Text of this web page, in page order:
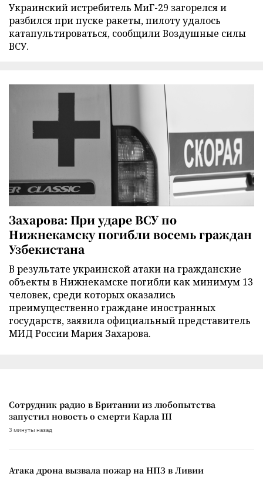
Украинский истребитель МиГ-29 загорелся и
разбился при пуске ракеты, пилоту удалось
катапультироваться, сообщили Воздушные силы
ВСУ.
Захарова: При ударе ВСУ по
Нижнекамску погибли восемь граждан
Узбекистана
В результате украинской атаки на гражданские
объекты в Нижнекамске погибли как минимум 13
человек, среди которых оказались
преимущественно граждане иностранных
государств, заявила официальный представитель
МИД России Мария Захарова.
Сотрудник радио в Британии из любопытства
запустил новость о смерти Карла III
3 минуты назад
Атака дрона вызвала пожар на НПЗ в Ливии